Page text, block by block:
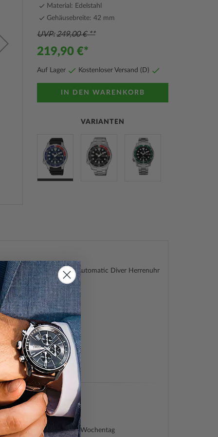
Material: Edelstahl
Gehäusebreite: 42 mm
UVP 249,00 €
219,90 €
Auf Lager Kostenloser Versand (D)
IN DEN WARENKORB
VARIANTEN
NY0086-16LE Promaster Automatic Diver Herrenuhr
16LC
Sekunde, Stunde, Wochentag